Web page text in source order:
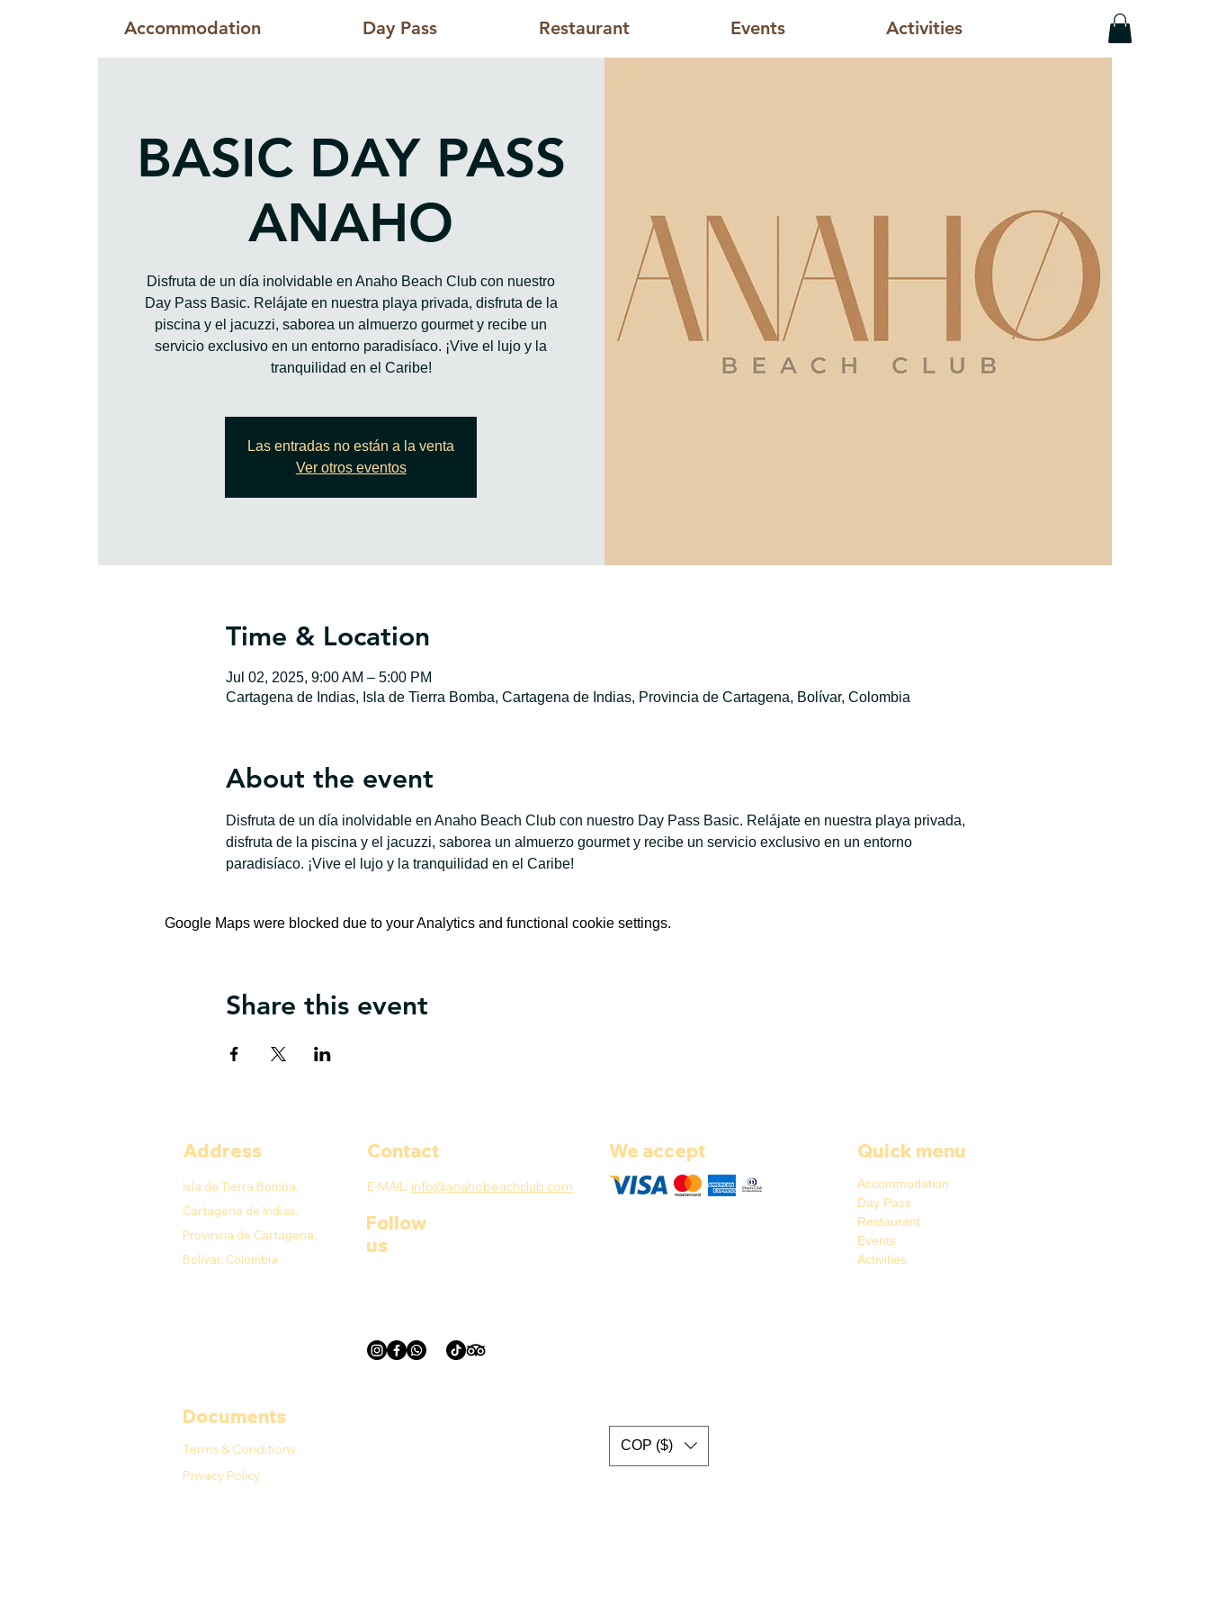
Accommodation Day Pass Restaurant Events Activities
BASIC DAY PASS
ANAHO
Disfruta de un día inolvidable en Anaho Beach Club con nuestro
Day Pass Basic. Relájate en nuestra playa privada, disfruta de la
piscina y el jacuzzi, saborea un almuerzo gourmet y recibe un
servicio exclusivo en un entorno paradisíaco. ¡Vive el lujo y la
tranquilidad en el Caribe!
Las entradas no están a la venta
Ver otros eventos
Time & Location
Jul 02, 2025, 9:00 AM – 5:00 PM
Cartagena de Indias, Isla de Tierra Bomba, Cartagena de Indias, Provincia de Cartagena, Bolívar, Colombia
About the event
Disfruta de un día inolvidable en Anaho Beach Club con nuestro Day Pass Basic. Relájate en nuestra playa privada,
disfruta de la piscina y el jacuzzi, saborea un almuerzo gourmet y recibe un servicio exclusivo en un entorno
paradisíaco. ¡Vive el lujo y la tranquilidad en el Caribe!
Google Maps were blocked due to your Analytics and functional cookie settings.
Share this event
Address
Isla de Tierra Bomba,
Cartagena de Indias,
Provincia de Cartagena,
Bolívar, Colombia
Contact
E-MAIL: info@anahobeachclub.com
Follow
us
We accept Quick menu
Accommodation
Day Pass
Restaurant
Events
Activities
Documents
Terms & Conditions COP ($)
Privacy Policy